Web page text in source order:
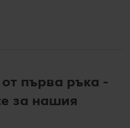
първа ръка -
за нашия